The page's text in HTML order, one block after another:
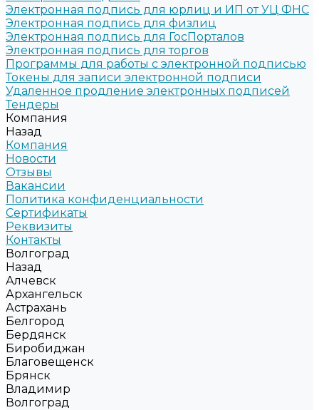
Электронная подпись для юрлиц и ИП от УЦ ФНС
Электронная подпись для физлиц
Электронная подпись для ГосПорталов
Электронная подпись для торгов
Программы для работы с электронной подписью
Токены для записи электронной подписи
Удаленное продление электронных подписей
Тендеры
Компания
Назад
Компания
Новости
Отзывы
Вакансии
Политика конфиденциальности
Сертификаты
Реквизиты
Контакты
Волгоград
Назад
Алчевск
Архангельск
Астрахань
Белгород
Бердянск
Биробиджан
Благовещенск
Брянск
Владимир
Волгоград